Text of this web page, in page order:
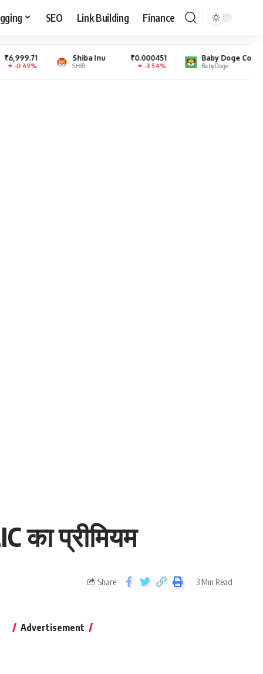
SEO Link Building Finance
Shiba Inu ₹0.000451
SHIB
Baby Doge Coin ₹0.000000
BabyDoge 0.46%
का प्रीमियम
Share 3 Min Read
Advertisement